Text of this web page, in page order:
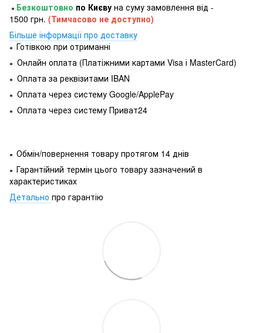
● Безкоштовно по Києву на суму замовлення від -
1500 грн. (Тимчасово не доступно)
Більше інформації про доставку
● Готівкою при отриманні
● Онлайн оплата (Платіжними картами Visa і MasterCard)
● Оплата за реквізитами IBAN
● Оплата через систему Google/ApplePay
● Оплата через систему Приват24
● Обмін/повернення товару протягом 14 днів
● Гарантійний термін цього товару зазначений в
характеристиках
Детально про гарантію